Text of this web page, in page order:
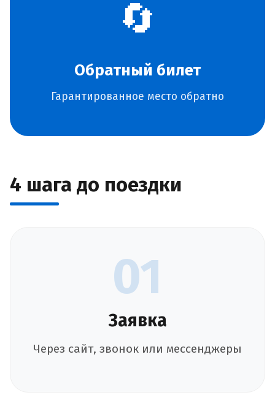
🔄
Обратный билет
Гарантированное место обратно
4 шага до поездки
01
Заявка
Через сайт, звонок или мессенджеры